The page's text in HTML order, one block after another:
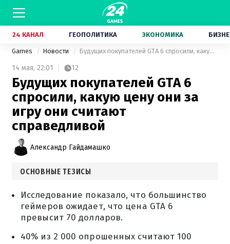
24 КАНАЛ ГЕОПОЛИТИКА ЭКОНОМИКА
Games Новости Будущих покупателей GTA 6 спросили, какую цену они за игру они считают справедливой
14 мая, 22:01 12
Будущих покупателей GTA 6
спросили, какую цену они за
игру они считают
справедливой
Александр Гайдамашко
ОСНОВНЫЕ ТЕЗИСЫ
Исследование показало, что большинство
геймеров ожидает, что цена GTA 6
превысит 70 долларов.
40% из 2 000 опрошенных считают 100